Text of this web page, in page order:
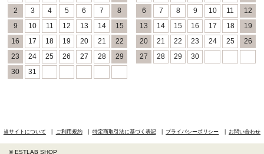
2
3 4 5 6 7
8
9
10 11 12 13 14
15
16
17 18 19 20 21
22
23
24 25 26 27 28
29
30
31
6
7 8 9 10 11
12
13
14 15 16 17 18
19
20
21 22 23 24 25
26
27
28 29 30
当サイトについて ご利用規約 特定商取引法に基づく表記 プライバシーポリシー お問い合わせ
© ESTLAB SHOP